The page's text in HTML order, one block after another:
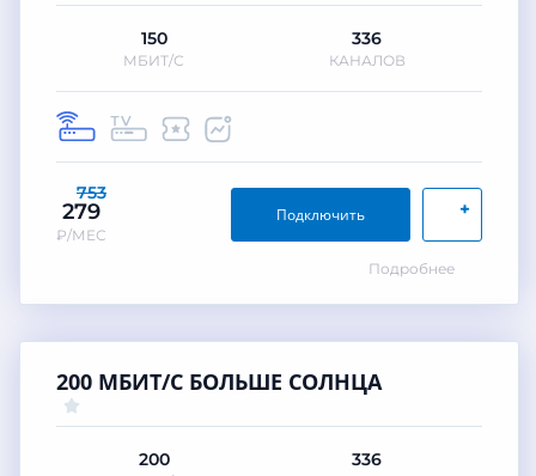
150
МБИТ/С
336
КАНАЛОВ
753
279
₽/МЕС
+
Подключить
Подробнее
200 МБИТ/С БОЛЬШЕ СОЛНЦА
200 336